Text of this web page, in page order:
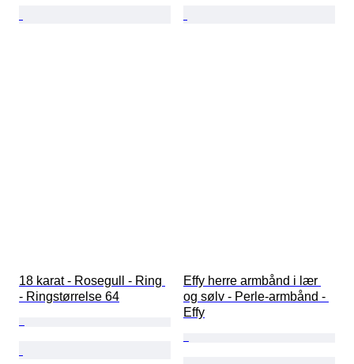
18 karat - Rosegull - Ring
- Ringstørrelse 64
Effy herre armbånd i lær
og sølv - Perle-armbånd -
Effy